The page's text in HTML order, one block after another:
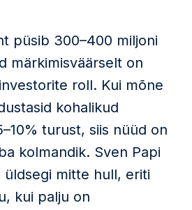
püsib 300–400 miljoni
märkimisväärselt on
roll. Kui mõne
kohalikud
turust, siis nüüd on
kolmandik. Sven Papi
üldsegi mitte hull, eriti
kui palju on